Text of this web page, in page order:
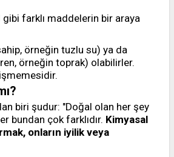
farklı maddelerin bir araya
örneğin tuzlu su) ya da
örneğin toprak) olabilirler.
biri şudur: "Doğal olan her şey
bundan çok farklıdır. Kimyasal
onların iyilik veya